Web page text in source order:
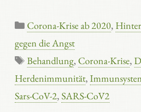
Kategorien
Corona-Krise ab 2020,
gegen die Angst
Schlagwörter
Behandlung, Corona-Krise,
Herdenimmunität,
Sars-CoV-2,SARS-CoV2